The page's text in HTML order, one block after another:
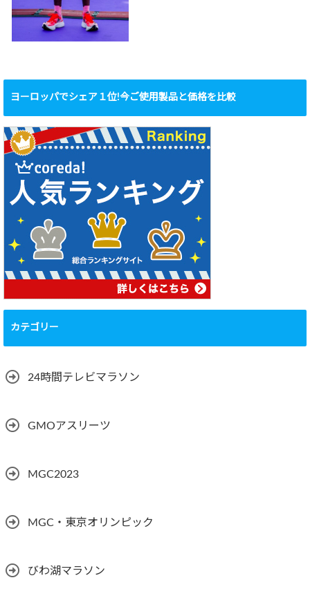
ヨーロッパでシェア１位!今ご使用製品と価格を比較
カテゴリー
24時間テレビマラソン
GMOアスリーツ
MGC2023
MGC・東京オリンピック
びわ湖マラソン